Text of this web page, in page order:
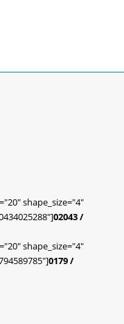
shape_size="4"
02043 /
shape_size="4"
0179 /